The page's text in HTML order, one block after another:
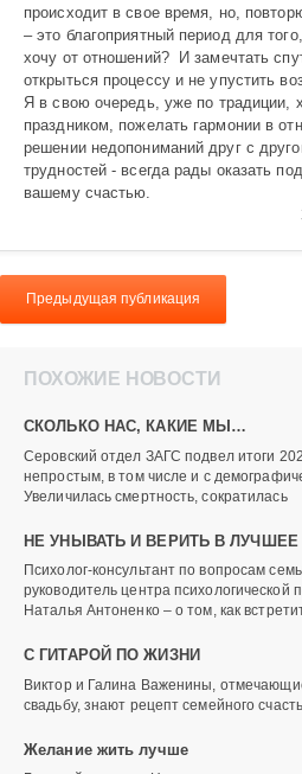
происходит в свое время, но,
– это благоприятный период для
хочу от отношений? И замечтать
открыться процессу и не упустить
Я в свою очередь, уже по традиции,
праздником, пожелать гармонии в
решении недопониманий друг с
трудностей - всегда рады оказать
вашему счастью.
Предыдущая публикация
ПОХОЖИЕ НОВОСТИ
СКОЛЬКО НАС, КАКИЕ МЫ…
Серовский отдел ЗАГС подвел итоги
непростым, в том числе и с
Увеличилась смертность, сократилась
НЕ УНЫВАТЬ И ВЕРИТЬ В ЛУЧШЕЕ
Психолог-консультант по вопросам
руководитель центра психологической
Наталья Антоненко – о том, как
С ГИТАРОЙ ПО ЖИЗНИ
Виктор и Галина Важенины,
свадьбу, знают рецепт семейного
Желание жить лучше